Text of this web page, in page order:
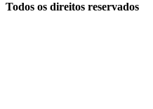
Todos os direitos reservados